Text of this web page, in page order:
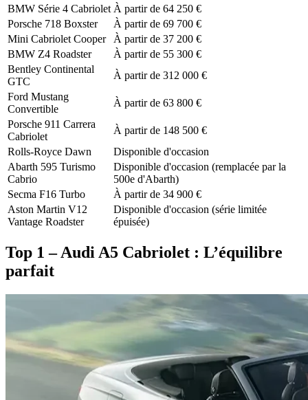
BMW Série 4 Cabriolet À partir de 64 250 €
Porsche 718 Boxster
À partir de 69 700 €
Mini Cabriolet Cooper
À partir de 37 200 €
BMW Z4 Roadster
À partir de 55 300 €
Bentley Continental
GTC
À partir de 312 000 €
Ford Mustang
Convertible
À partir de 63 800 €
Porsche 911 Carrera
Cabriolet
À partir de 148 500 €
Rolls-Royce Dawn
Disponible d'occasion
Abarth 595 Turismo
Cabrio
Disponible d'occasion (remplacée par la
500e d'Abarth)
Secma F16 Turbo
À partir de 34 900 €
Aston Martin V12
Vantage Roadster
Disponible d'occasion (série limitée
épuisée)
Top 1 – Audi A5 Cabriolet : L’équilibre
parfait